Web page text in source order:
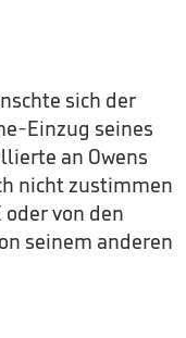
sich der
Einzug seines
an Owens
nicht zustimmen
von den
seinem anderen